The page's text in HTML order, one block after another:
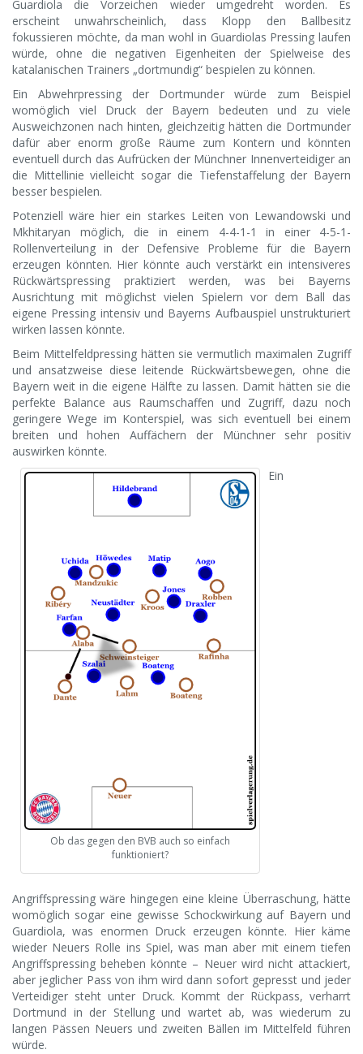
Guardiola die Vorzeichen wieder umgedreht worden. Es
erscheint unwahrscheinlich, dass Klopp den Ballbesitz
fokussieren möchte, da man wohl in Guardiolas Pressing laufen
würde, ohne die negativen Eigenheiten der Spielweise des
katalanischen Trainers „dortmundig“ bespielen zu können.
Ein Abwehrpressing der Dortmunder würde zum Beispiel
womöglich viel Druck der Bayern bedeuten und zu viele
Ausweichzonen nach hinten, gleichzeitig hätten die Dortmunder
dafür aber enorm große Räume zum Kontern und könnten
eventuell durch das Aufrücken der Münchner Innenverteidiger an
die Mittellinie vielleicht sogar die Tiefenstaffelung der Bayern
besser bespielen.
Potenziell wäre hier ein starkes Leiten von Lewandowski und
Mkhitaryan möglich, die in einem 4-4-1-1 in einer 4-5-1-
Rollenverteilung in der Defensive Probleme für die Bayern
erzeugen könnten. Hier könnte auch verstärkt ein intensiveres
Rückwärtspressing praktiziert werden, was bei Bayerns
Ausrichtung mit möglichst vielen Spielern vor dem Ball das
eigene Pressing intensiv und Bayerns Aufbauspiel unstrukturiert
wirken lassen könnte.
Beim Mittelfeldpressing hätten sie vermutlich maximalen Zugriff
und ansatzweise diese leitende Rückwärtsbewegen, ohne die
Bayern weit in die eigene Hälfte zu lassen. Damit hätten sie die
perfekte Balance aus Raumschaffen und Zugriff, dazu noch
geringere Wege im Konterspiel, was sich eventuell bei einem
breiten und hohen Auffächern der Münchner sehr positiv
auswirken könnte.
Ob das gegen den BVB auch so einfach
funktioniert?
Ein
Angriffspressing wäre hingegen eine kleine Überraschung, hätte
womöglich sogar eine gewisse Schockwirkung auf Bayern und
Guardiola, was enormen Druck erzeugen könnte. Hier käme
wieder Neuers Rolle ins Spiel, was man aber mit einem tiefen
Angriffspressing beheben könnte – Neuer wird nicht attackiert,
aber jeglicher Pass von ihm wird dann sofort gepresst und jeder
Verteidiger steht unter Druck. Kommt der Rückpass, verharrt
Dortmund in der Stellung und wartet ab, was wiederum zu
langen Pässen Neuers und zweiten Bällen im Mittelfeld führen
würde.